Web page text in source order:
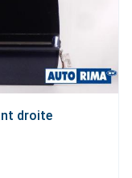
droite